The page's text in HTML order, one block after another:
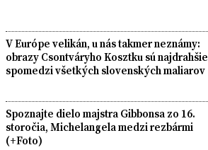
V Európe velikán, u nás takmer neznámy:
obrazy Csontváryho Kosztku sú najdrahšie
spomedzi všetkých slovenských maliarov
Spoznajte dielo majstra Gibbonsa zo 16.
storočia, Michelangela medzi rezbármi
(+Foto)